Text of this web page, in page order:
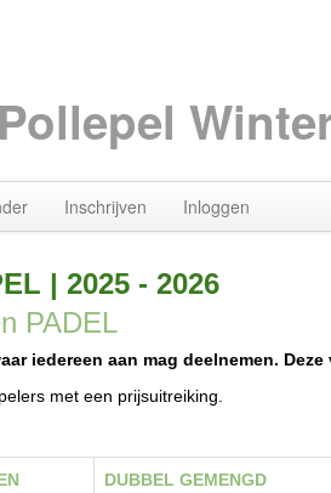
Pollepel
Inschrijven Inloggen
| 2025 - 2026
PADEL
iedereen aan mag deelnemen.
met een prijsuitreiking.
DUBBEL GEMENGD